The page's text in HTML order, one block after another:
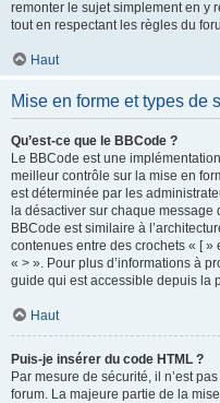
remonter le sujet simplement en y
tout en respectant les règles du
Haut
Mise en forme et types de
Qu’est-ce que le BBCode ?
Le BBCode est une
meilleur contrôle sur la mise en
est déterminée par les
la désactiver sur chaque
BBCode est similaire à
contenues entre des crochets « [ »
« > ». Pour plus d’informations à
guide qui est accessible depuis la
Haut
Puis-je insérer du code HTML ?
Par mesure de sécurité, il n’est
forum. La majeure partie de la